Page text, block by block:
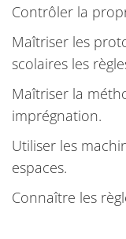
Contrôler la
Maîtriser les
scolaires les
Maîtriser la
imprégnation.
Utiliser les
espaces.
Connaître les